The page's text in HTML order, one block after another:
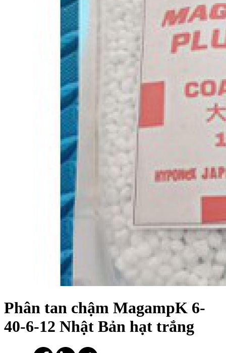
Phân tan chậm MagampK 6-
40-6-12 Nhật Bản hạt trắng